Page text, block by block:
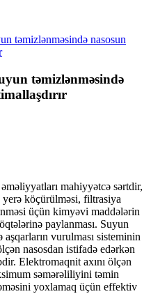
təmizlənməsində nasosun
təmizlənməsində
mahiyyətcə sərtdir,
köçürülməsi, filtrasiya
üçün kimyəvi maddələrin
paylanması. Suyun
vurulması sisteminin
nasosdan istifadə edərkən
Elektromaqnit axını ölçən
səmərəliliyini təmin
yoxlamaq üçün effektiv